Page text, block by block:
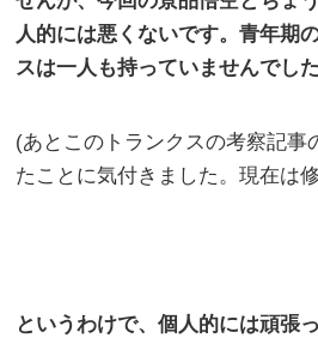
人的には悪くないです。青年期
スは一人も持っていませんでした
(あとこのトランクスの考察記事
たことに気付きました。現在は
というわけで、個人的には頑張